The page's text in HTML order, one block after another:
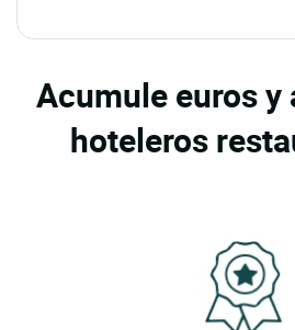
Chamarandes Choignes
Chamouilley
Colombey Les Deux Eglises
Acumule euros y
hoteleros